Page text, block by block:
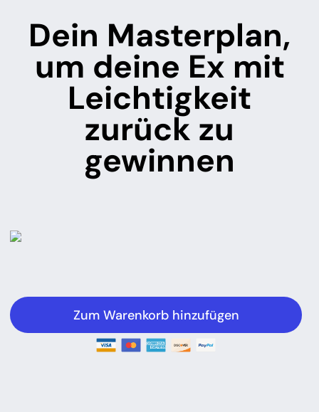
Dein Masterplan,
um deine Ex mit
Leichtigkeit
zurück zu
gewinnen
Zum Warenkorb hinzufügen